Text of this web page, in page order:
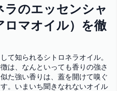
ラのエッセンシャ
ロマオイル）を徹
て知られるシトロネラオイル。
は、なんといっても香りの強さ
た強い香りは、蓋を開けて嗅ぐ
。いまいち聞きなれないオイル